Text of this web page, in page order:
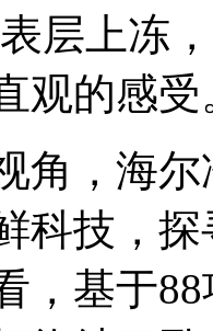
层上冻
观的感受
角，海
科技，
，基于